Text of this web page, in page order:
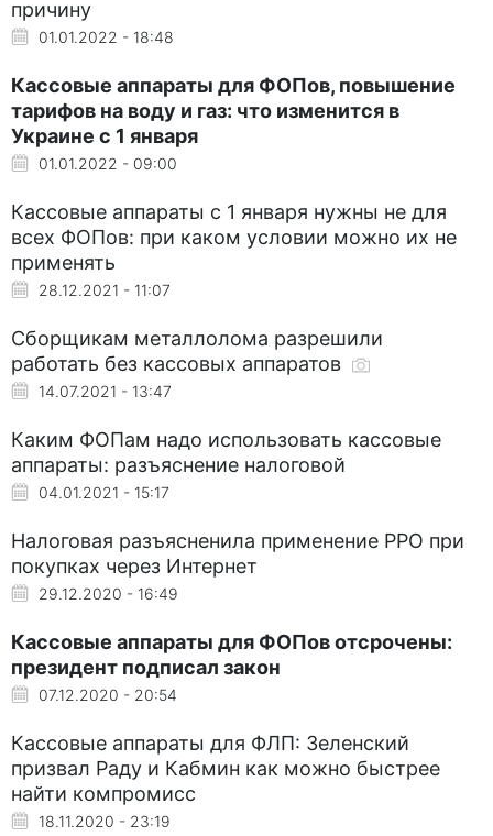
причину
01.01.2022 - 18:48
Кассовые аппараты для ФОПов, повышение
тарифов на воду и газ: что изменится в
Украине с 1 января
01.01.2022 - 09:00
Кассовые аппараты с 1 января нужны не для
всех ФОПов: при каком условии можно их не
применять
28.12.2021 - 11:07
Сборщикам металлолома разрешили
работать без кассовых аппаратов
14.07.2021 - 13:47
Каким ФОПам надо использовать кассовые
аппараты: разъяснение налоговой
04.01.2021 - 15:17
Налоговая разъясненила применение РРО при
покупках через Интернет
29.12.2020 - 16:49
Кассовые аппараты для ФОПов отсрочены:
президент подписал закон
07.12.2020 - 20:54
Кассовые аппараты для ФЛП: Зеленский
призвал Раду и Кабмин как можно быстрее
найти компромисс
18.11.2020 - 23:19